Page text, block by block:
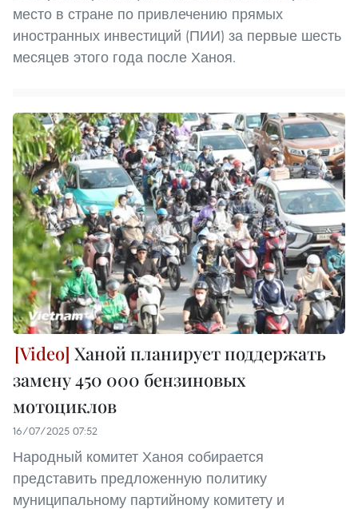
место в стране по привлечению прямых
иностранных инвестиций (ПИИ) за первые шесть
месяцев этого года после Ханоя.
Ханой планирует поддержать
замену 450 000 бензиновых
мотоциклов
16/07/2025 07:52
Народный комитет Ханоя собирается
представить предложенную политику
муниципальному партийному комитету и